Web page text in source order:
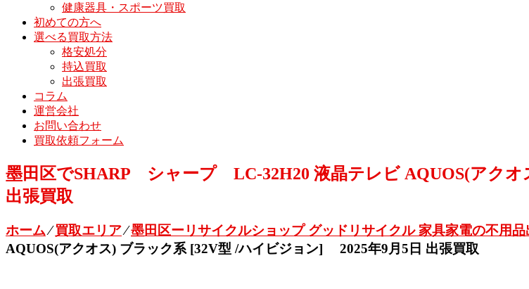
健康器具・スポーツ買取
初めての方へ
選べる買取方法
格安処分
持込買取
出張買取
コラム
運営会社
お問い合わせ
買取依頼フォーム
墨田区でSHARP シャープ LC-32H20 液晶テレビ AQUOS(アク
出張買取
ホーム⁄買取エリア⁄墨田区ーリサイクルショップ グッドリサイクル 家具家電の不用品
AQUOS(アクオス) ブラック系 [32V型 /ハイビジョン] 2025年9月5日 出張買取